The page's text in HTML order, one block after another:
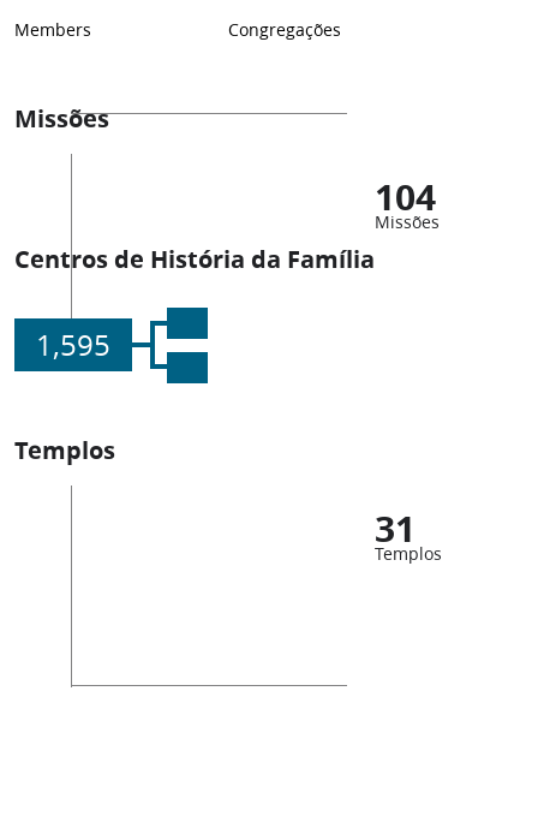
Members Congregações
Missões
104
Missões
Centros de História da Família
1,595
Templos
31
Templos